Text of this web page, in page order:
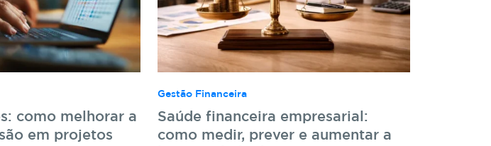
como melhorar a
em projetos
Gestão Financeira
Saúde financeira empresarial:
como medir, prever e aumentar a